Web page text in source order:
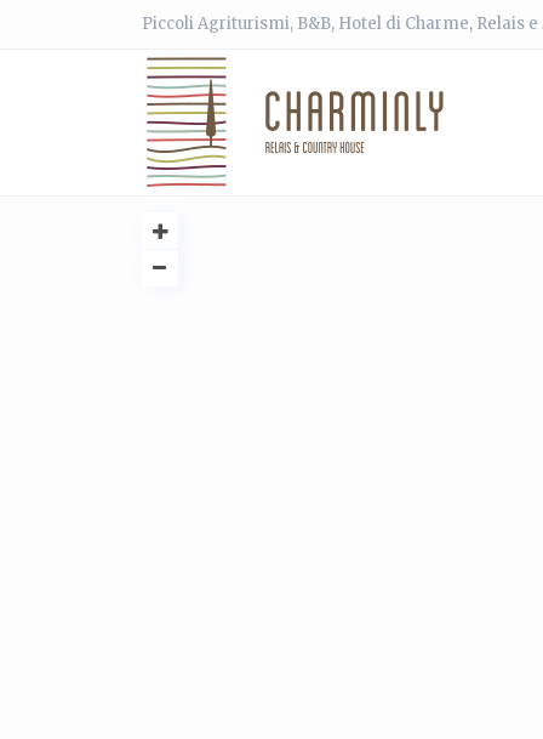
Piccoli Agriturismi, B&B, Hotel di Charme, Relais